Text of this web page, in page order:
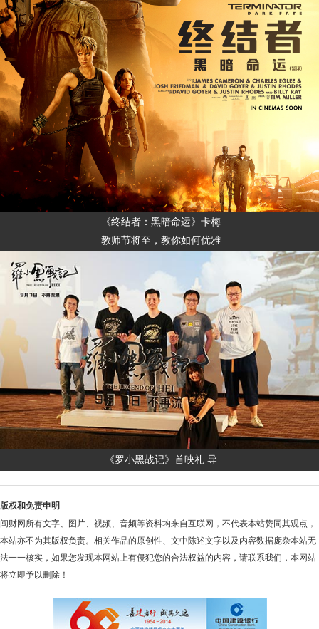
《终结者：黑暗命运》卡梅
教师节将至，教你如何优雅
《罗小黑战记》首映礼 导
版权和免责申明
闽财网所有文字、图片、视频、音频等资料均来自互联网，不代表本站赞同其观点，
本站亦不为其版权负责。相关作品的原创性、文中陈述文字以及内容数据庞杂本站无
法一一核实，如果您发现本网站上有侵犯您的合法权益的内容，请联系我们，本网站
将立即予以删除！